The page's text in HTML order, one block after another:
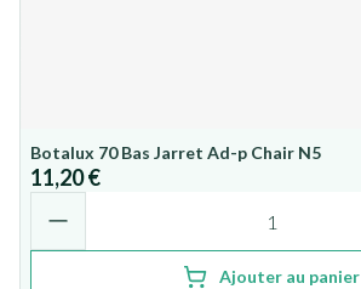
Botalux 70 Bas Jarret Ad-p Chair N5
11,20 €
Ajouter au panier